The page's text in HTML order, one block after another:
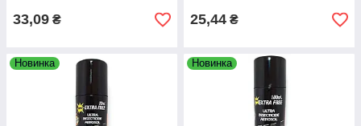
33,09 ₴ 25,44 ₴
Новинка Новинка